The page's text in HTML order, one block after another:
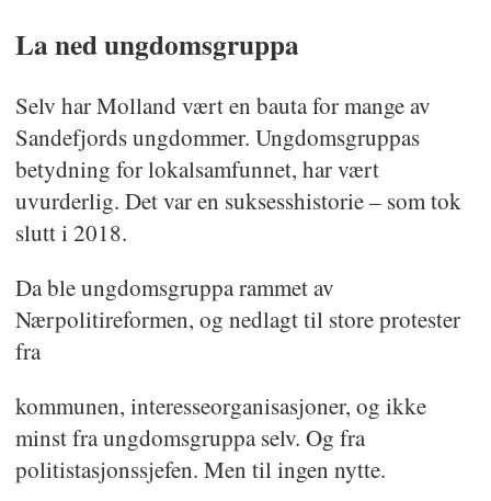
Espen Molland. Juryen ønsker å
forebyggende ungdomsarbeid. Ofte
ser juryen at slikt arbeid fremheves
som viktig, men når store og viktige
saker og vanskelige økonomiske
viktige forebyggende innsats.
Espen Molland har i over 12 år bidratt
til å skape dialog, og oppnådd tillit
både hos ungdom og foreldre. Når
det har vært fred, og når det har
La ned ungdomsgruppa
Selv har Molland vært en bauta for mange av
Sandefjords ungdommer. Ungdomsgruppas
betydning for lokalsamfunnet, har vært
uvurderlig. Det var en suksesshistorie – som tok
slutt i 2018.
Da ble ungdomsgruppa rammet av
Nærpolitireformen, og nedlagt til store protester
fra
kommunen, interesseorganisasjoner, og ikke
minst fra ungdomsgruppa selv. Og fra
politistasjonssjefen. Men til ingen nytte.